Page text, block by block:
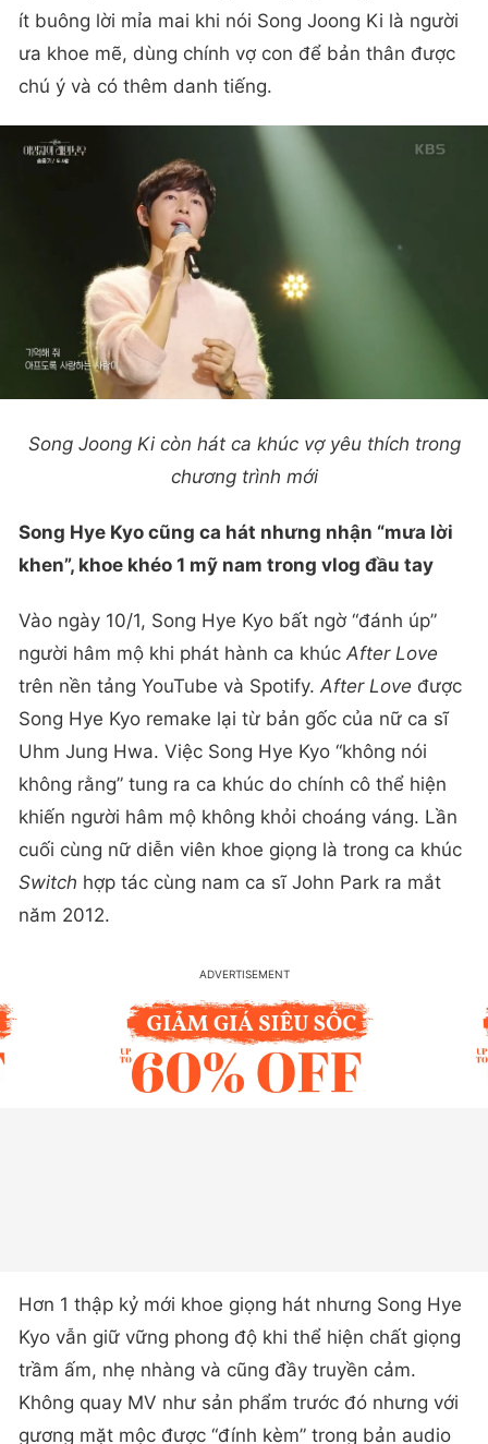
ít buông lời mỉa mai khi nói Song Joong Ki là người
ưa khoe mẽ, dùng chính vợ con để bản thân được
chú ý và có thêm danh tiếng.
Song Joong Ki còn hát ca khúc vợ yêu thích trong
chương trình mới
Song Hye Kyo cũng ca hát nhưng nhận “mưa lời
khen”, khoe khéo 1 mỹ nam trong vlog đầu tay
Vào ngày 10/1, Song Hye Kyo bất ngờ “đánh úp”
người hâm mộ khi phát hành ca khúc After Love
trên nền tảng YouTube và Spotify. After Love được
Song Hye Kyo remake lại từ bản gốc của nữ ca sĩ
Uhm Jung Hwa. Việc Song Hye Kyo “không nói
không rằng” tung ra ca khúc do chính cô thể hiện
khiến người hâm mộ không khỏi choáng váng. Lần
cuối cùng nữ diễn viên khoe giọng là trong ca khúc
Switch hợp tác cùng nam ca sĩ John Park ra mắt
năm 2012.
Hơn 1 thập kỷ mới khoe giọng hát nhưng Song Hye
Kyo vẫn giữ vững phong độ khi thể hiện chất giọng
trầm ấm, nhẹ nhàng và cũng đầy truyền cảm.
Không quay MV như sản phẩm trước đó nhưng với
gương mặt mộc được “đính kèm” trong bản audio